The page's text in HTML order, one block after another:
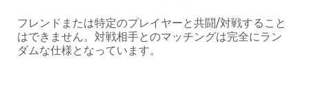
フレンドまたは特定のプレイヤーと共闘/対戦すること
はできません。対戦相手とのマッチングは完全にラン
ダムな仕様となっています。